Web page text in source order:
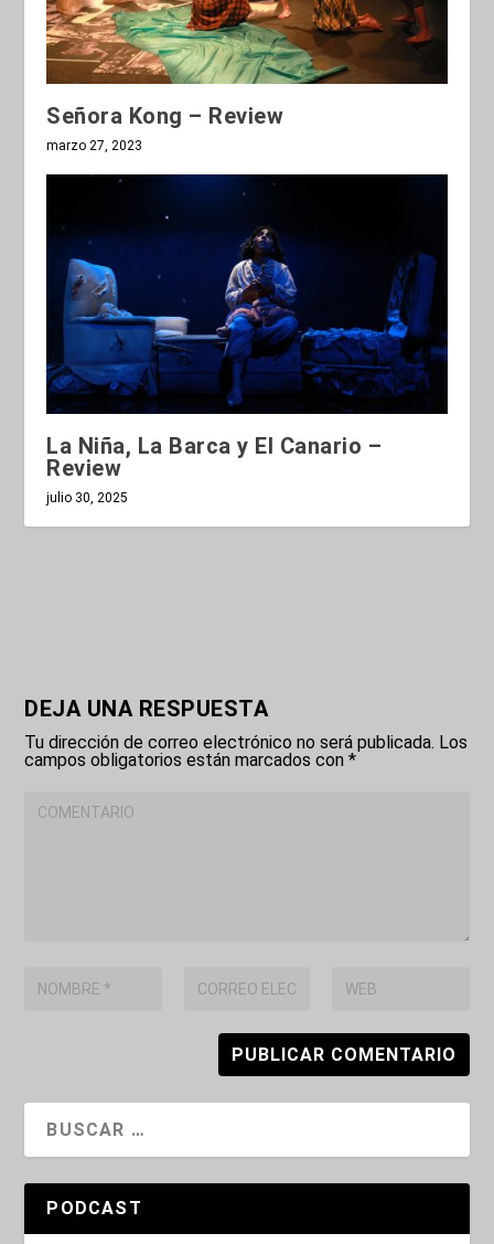
Señora Kong – Review
marzo 27, 2023
La Niña, La Barca y El Canario –
Review
julio 30, 2025
DEJA UNA RESPUESTA
Tu dirección de correo electrónico no será publicada. Los
campos obligatorios están marcados con*
PODCAST